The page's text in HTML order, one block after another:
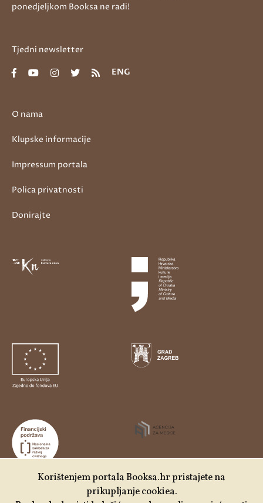
O nama
Klupske informacije
Impressum portala
Polica privatnosti
Donirajte
ponedjeljkom Booksa ne radi!
Tjedni newsletter
ENG
Korištenjem portala Booksa.hr pristajete na
prikupljanje cookiea.